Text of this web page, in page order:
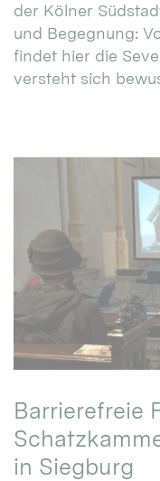
der Kölner
und Begegnung:
findet hier die
versteht sich
Barrierefreie
in Siegburg